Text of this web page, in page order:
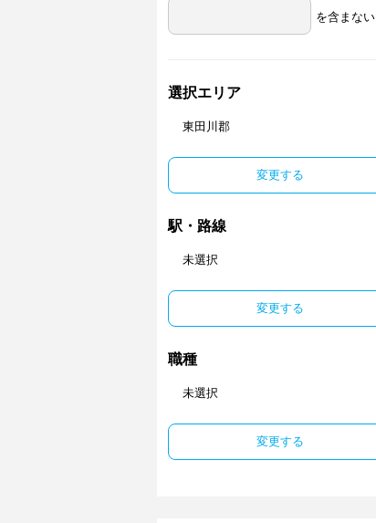
を含まない
選択エリア
東田川郡
変更する
駅・路線
未選択
変更する
職種
未選択
変更する